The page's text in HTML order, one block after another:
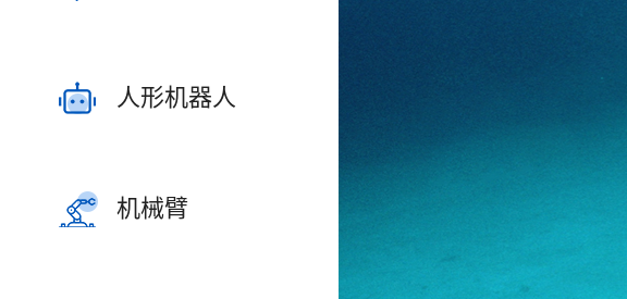
人形机器人
机械臂